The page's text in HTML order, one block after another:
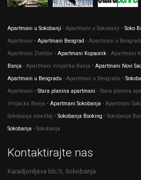
Apartmani u Sokobanji - Apartmani u Sokobanji • Soko
Apartmani • Apartmani Beograd - Apartmani u
Apartmani Zlatibor • Apartmani Kopaonik - Apartmani
Banja - Apartmani Vrnjačka Banja • Apartmani Novi Sad
Apartmani u Beogradu - Apartmani u Beogradu •
Apartmani • Stara planina apartmani - Stara planina
Vrnjacka Banja • Apartmani Sokobanja - Apartmani
Sokobanja smeštaj • Sokobanja Booking - Sokobanja
Sokobanja - Sokobanja
Kontaktirajte nas
Karadjordjeva bb/3, Sokobanja